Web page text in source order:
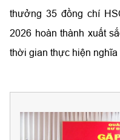
thưởng 35 đồng chí
2026 hoàn thành xuất
thời gian thực hiện nghĩa